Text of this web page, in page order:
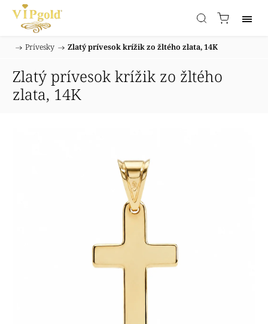
/ Prívesky / Zlatý prívesok krížik zo žltého zlata, 14K
Zlatý prívesok krížik zo žltého
zlata, 14K